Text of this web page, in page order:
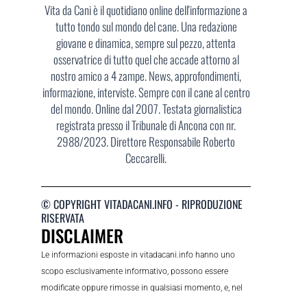
Vita da Cani è il quotidiano online dell'informazione a
tutto tondo sul mondo del cane. Una redazione
giovane e dinamica, sempre sul pezzo, attenta
osservatrice di tutto quel che accade attorno al
nostro amico a 4 zampe. News, approfondimenti,
informazione, interviste. Sempre con il cane al centro
del mondo. Online dal 2007. Testata giornalistica
registrata presso il Tribunale di Ancona con nr.
2988/2023. Direttore Responsabile Roberto
Ceccarelli.
© COPYRIGHT VITADACANI.INFO - RIPRODUZIONE
RISERVATA
DISCLAIMER
Le informazioni esposte in vitadacani.info hanno uno
scopo esclusivamente informativo, possono essere
modificate oppure rimosse in qualsiasi momento, e, nel